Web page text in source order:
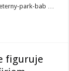
park-bab …
figuruje